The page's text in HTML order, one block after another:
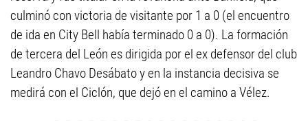
culminó con victoria de visitante por 1 a 0 (el encuentro
de ida en City Bell había terminado 0 a 0). La formación
de tercera del León es dirigida por el ex defensor del club
Leandro Chavo Desábato y en la instancia decisiva se
medirá con el Ciclón, que dejó en el camino a Vélez.